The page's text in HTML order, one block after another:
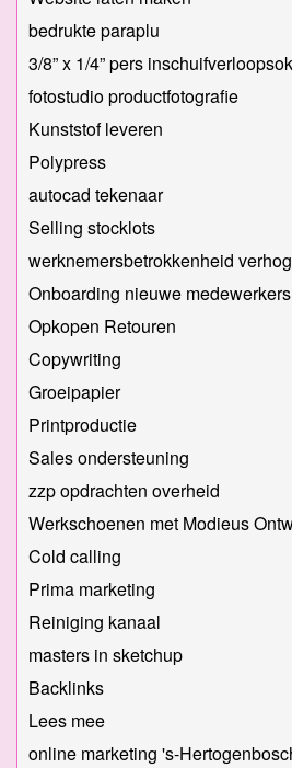
bedrukte paraplu
3/8” x 1/4” pers
fotostudio productfotografie
Kunststof leveren
Polypress
autocad tekenaar
Selling stocklots
werknemersbetrokkenheid
Onboarding nieuwe medewerkers
Opkopen Retouren
Copywriting
Groeipapier
Printproductie
Sales ondersteuning
zzp opdrachten overheid
Werkschoenen met Modieus
Cold calling
Prima marketing
Reiniging kanaal
masters in sketchup
Backlinks
Lees mee
online marketing 's-